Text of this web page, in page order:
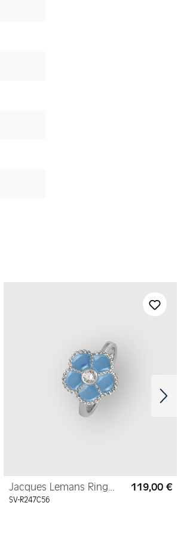
Preis:
Jacques Lemans Ring
"Blume" Sterlingsilber
SV-R247C56
119,00 €